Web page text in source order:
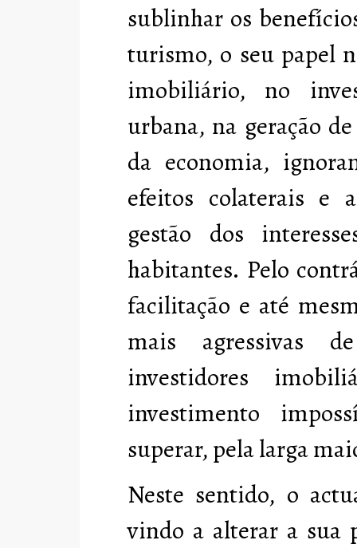
sublinhar os
turismo, o seu papel
imobiliário, no
urbana, na geração
da economia,
efeitos colaterais e
gestão dos
habitantes. Pelo
facilitação e até
mais agressivas
investidores
investimento
superar, pela larga
Neste sentido, o
vindo a alterar a sua